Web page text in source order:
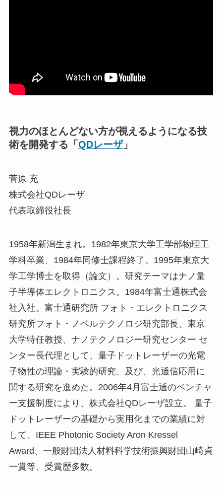
視力のほとんどない方が視えるようになる技
術を開発する「 QDレーザ」
菅原 充
株式会社QDレーザ
代表取締役社長
1958年新潟生まれ。1982年東京大学工学部物理工
学科卒業、1984年同修士課程終了。1995年東京大
学工学博士を取得（論文）。研究テーマはナノ量
子半導体エレクトロニクス。1984年富士通株式会
社入社。富士通研究所 フォト・エレクトロニクス
研究所フォト・ノベルテクノロジ研究部長、東京
大学特任教授、ナノテクノロジー研究センター セ
ンター長代理として、量子ドットレーザーの光電
子物性の理論・実験的研究、及び、光通信応用に
関する研究を進めた。2006年4月富士通のベンチャ
ー支援制度により、株式会社QDレーザ設立。 量子
ドットレーザーの基礎から実用化までの業績に対
して、IEEE Photonic Society Aron Kressel
Award、一般財団法人材料科学技術振興財団山崎貞
一賞等、受賞歴多数。